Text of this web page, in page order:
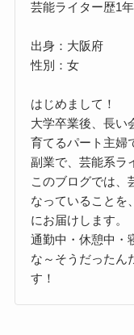
芸能ライター歴1
出身：大阪府
性別：女
はじめまして！
大学卒業後、長い
育てるパート主婦
副業で、芸能系ラ
このブログでは、
なっていることを
にお届けします。
通勤中・休憩中・
な～そうだったん
す！